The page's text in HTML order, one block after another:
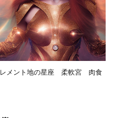
メント地の星座 柔軟宮 肉食